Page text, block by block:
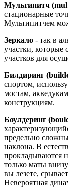
Мультипитч
стационарные
Мультипитчем
Зеркало - так в
участки, которые
участков для
Билдиринг
спортом,
мостам,
конструкциям.
Боулдеринг
предельно
наклона. В
прокладываются
только маты
вы лезете,
Невероятная